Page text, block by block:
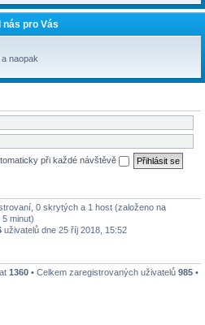
nás pro Vás
naopak
při každé návštěvě
0 skrytých a 1 host (založeno na
minut)
uživatelů dne 25 říj 2018, 15:52
1360 • Celkem zaregistrovaných uživatelů 985 •